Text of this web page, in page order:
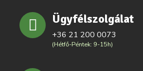
Ügyfélszolgálat
+36 21 200 0073
(Hétfő-Péntek: 9-15h)